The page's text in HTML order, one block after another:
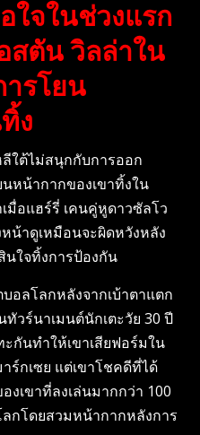
ใจในช่วงแรก
ตัน วิลล่าใน
ารโยน
ง
ใต้ไม่สนุกกับการออก
หน้ากากของเขาทิ้งใน
มื่อแฮร์รี่ เคนคู่หูดาวซัลโว
น้าดูเหมือนจะผิดหวังหลัง
นใจทิ้งการป้องกัน
อลโลกหลังจากเบ้าตาแตก
วร์นาเมนต์นักเตะวัย 30 ปี
กันทำให้เขาเสียฟอร์มใน
ร์กเซย แต่เขาโชคดีที่ได้
งเขาที่ลงเล่นมากกว่า 100
กโดยสวมหน้ากากหลังการ